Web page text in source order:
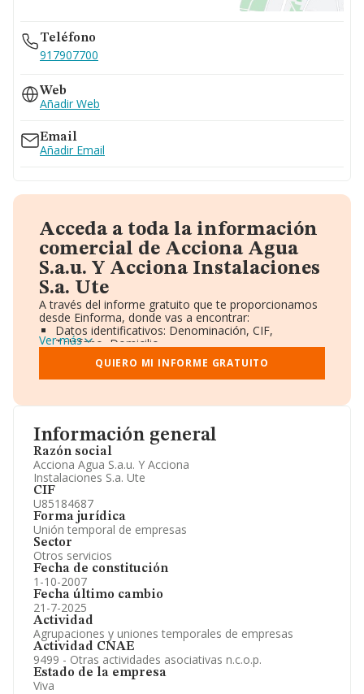
Información general
Razón social
Acciona Agua S.a.u. Y Acciona
Instalaciones S.a. Ute
CIF
U85184687
Forma jurídica
Unión temporal de empresas
Sector
Otros servicios
Fecha de constitución
1-10-2007
Fecha último cambio
21-7-2025
Actividad
Agrupaciones y uniones temporales de empresas
Actividad CNAE
9499 - Otras actividades asociativas n.c.o.p.
Estado de la empresa
Viva
Teléfono
917907700
Web
Añadir Web
Email
Añadir Email
Acceda a toda la información
comercial de Acciona Agua
S.a.u. Y Acciona Instalaciones
S.a. Ute
A través del informe gratuito que te proporcionamos
desde Einforma, donde vas a encontrar:
Datos identificativos: Denominación, CIF,
Teléfono, Domicilio.
Informe Mercantil Completo (BORME).
Gráficos de Evolución Ventas y Empleados.
Consejo de Administración y Administradores.
Accionistas.
Artículos de prensa publicados sobre la empresa.
Información oficial y registral complementaria.
Ver más
QUIERO MI INFORME GRATUITO